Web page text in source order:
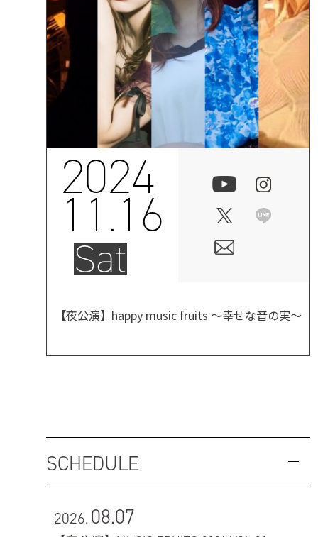
2024
11.16
Sat
【夜公演】happy music fruits ～幸せな音の実～
SCHEDULE
2026.08.07